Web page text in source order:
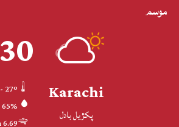
موسم
Karachi
پکڙيل بادل
30
65%
6.69 km/h